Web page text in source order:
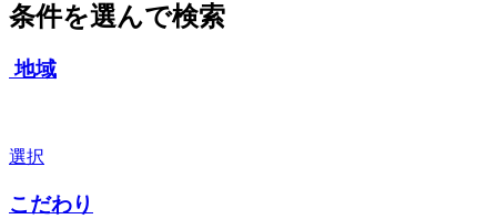
条件を選んで検索
地域
選択
こだわり